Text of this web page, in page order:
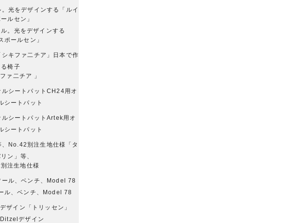
。光をデザインする
ポールセン」
日本で作
る椅子
ファ二チア 」
CH24用オ
シートパット
Artek用オ
シートパット
「タ
ン」等、
注生地仕様
ル、ベンチ、Model 78
デザイン